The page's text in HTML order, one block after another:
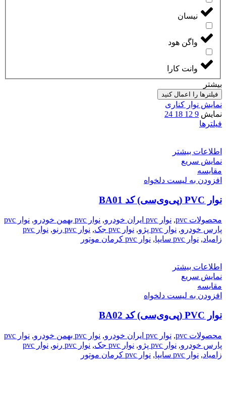
نیسان
واگن هود
وانت کارا
بیشتر
فیلترها را اعمال کنید
نمایش نوار کناری
نمایش 9
12
18
24
فیلترها
اطلاعات بیشتر
نمایش سریع
مقایسه
افزودن به لیست دلخواه
نوار PVC (پی‌وی‌سی) کد BA01
محصولات pvc , نوار pvc ایران خودرو , نوار pvc بهمن خودرو ,
نوار pvc
پارس خودرو, نوار pvc پژو , نوار pvc جک , نوار pvc رنو ,
نوار pvc
زامیاد, نوار pvc سایپا , نوار pvc کرمان موتور
اطلاعات بیشتر
نمایش سریع
مقایسه
افزودن به لیست دلخواه
نوار PVC (پی‌وی‌سی) کد BA02
محصولات pvc , نوار pvc ایران خودرو , نوار pvc بهمن خودرو ,
نوار pvc
پارس خودرو, نوار pvc پژو , نوار pvc جک , نوار pvc رنو ,
نوار pvc
زامیاد, نوار pvc سایپا , نوار pvc کرمان موتور